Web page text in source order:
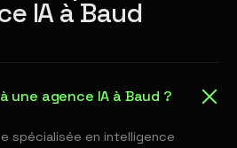
IA à Baud
une agence IA à Baud ?
spécialisée en intelligence